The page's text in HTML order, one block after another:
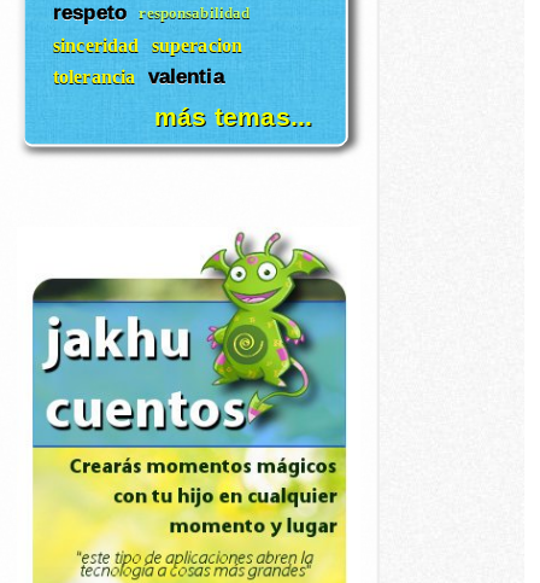
respeto responsabilidad
sinceridad
superacion
tolerancia
valentia
más temas...